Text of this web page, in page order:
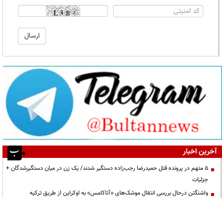
آخرین اخبار
۵ متهم در پرونده قتل حمیدرضا رجب‌زاده دستگیر شدند/ یک زن در میان دستگیرشدگان +
جزئیات
واشنگتن درحال بررسی انتقال موشک‌های «آتاکامس» به اوکراین از طریق ترکیه